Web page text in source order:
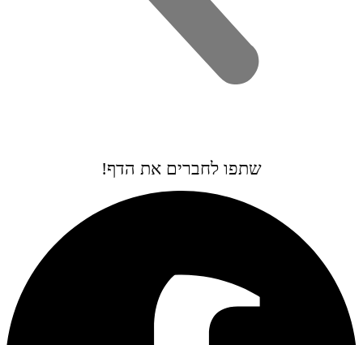
שתפו לחברים את הדף!